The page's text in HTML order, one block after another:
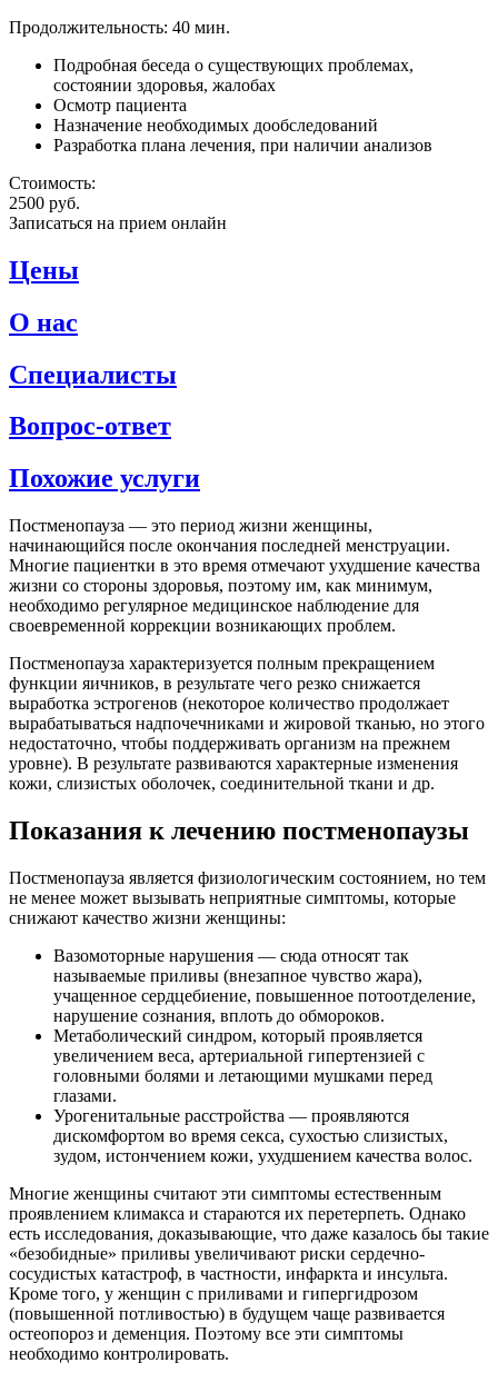
Продолжительность: 40 мин.
Подробная беседа о существующих проблемах,
состоянии здоровья, жалобах
Осмотр пациента
Назначение необходимых дообследований
Разработка плана лечения, при наличии анализов
Стоимость:
2500 руб.
Записаться на прием онлайн
Цены
О нас
Специалисты
Вопрос-ответ
Похожие услуги
Постменопауза — это период жизни женщины,
начинающийся после окончания последней менструации.
Многие пациентки в это время отмечают ухудшение качества
жизни со стороны здоровья, поэтому им, как минимум,
необходимо регулярное медицинское наблюдение для
своевременной коррекции возникающих проблем.
Постменопауза характеризуется полным прекращением
функции яичников, в результате чего резко снижается
выработка эстрогенов (некоторое количество продолжает
вырабатываться надпочечниками и жировой тканью, но этого
недостаточно, чтобы поддерживать организм на прежнем
уровне). В результате развиваются характерные изменения
кожи, слизистых оболочек, соединительной ткани и др.
Показания к лечению постменопаузы
Постменопауза является физиологическим состоянием, но тем
не менее может вызывать неприятные симптомы, которые
снижают качество жизни женщины:
Вазомоторные нарушения — сюда относят так
называемые приливы (внезапное чувство жара),
учащенное сердцебиение, повышенное потоотделение,
нарушение сознания, вплоть до обмороков.
Метаболический синдром, который проявляется
увеличением веса, артериальной гипертензией с
головными болями и летающими мушками перед
глазами.
Урогенитальные расстройства — проявляются
дискомфортом во время секса, сухостью слизистых,
зудом, истончением кожи, ухудшением качества волос.
Многие женщины считают эти симптомы естественным
проявлением климакса и стараются их перетерпеть. Однако
есть исследования, доказывающие, что даже казалось бы такие
«безобидные» приливы увеличивают риски сердечно-
сосудистых катастроф, в частности, инфаркта и инсульта.
Кроме того, у женщин с приливами и гипергидрозом
(повышенной потливостью) в будущем чаще развивается
остеопороз и деменция. Поэтому все эти симптомы
необходимо контролировать.